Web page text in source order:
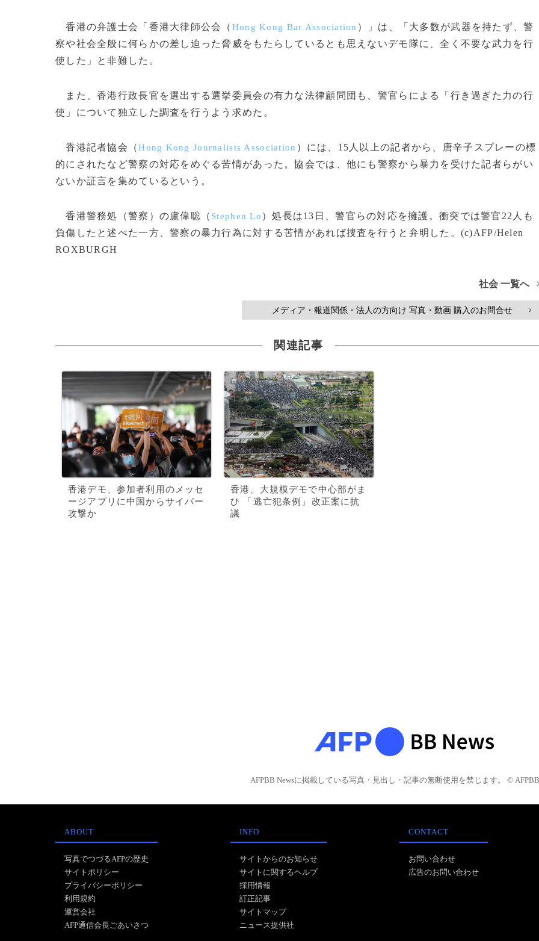
香港の弁護士会「香港大律師公会（ Hong Kong Bar Association ）」は、「大多数が武器を持たず、警
察や社会全般に何らかの差し迫った脅威をもたらしているとも思えないデモ隊に、全く不要な武力を行
使した」と非難した。
また、香港行政長官を選出する選挙委員会の有力な法律顧問団も、警官らによる「行き過ぎた力の行
使」について独立した調査を行うよう求めた。
香港記者協会（Hong Kong Journalists Association ）には、15人以上の記者から、唐辛子スプレーの標
的にされたなど警察の対応をめぐる苦情があった。協会では、他にも警察から暴力を受けた記者らがい
ないか証言を集めているという。
香港警務処（警察）の盧偉聡（ Stephen Lo ）処長は13日、警官らの対応を擁護。衝突では警官22人も
負傷したと述べた一方、警察の暴力行為に対する苦情があれば捜査を行うと弁明した。(c)AFP/Helen
ROXBURGH
社会 一覧へ
メディア・報道関係・法人の方向け 写真・動画 購入のお問合せ >
関連記事
香港デモ、参加者利用のメッセ
ージアプリに中国からサイバー
攻撃か
香港、大規模デモで中心部がま
ひ 「逃亡犯条例」改正案に抗
議
AFPBB Newsに掲載している写真・見出し・記事の無断使用を禁じます。 © AFPBB
ABOUT
写真でつづるAFPの歴史
サイトポリシー
プライバシーポリシー
利用規約
運営会社
AFP通信会長ごあいさつ
INFO
サイトからのお知らせ
サイトに関するヘルプ
採用情報
訂正記事
サイトマップ
ニュース提供社
CONTACT
お問い合わせ
広告のお問い合わせ